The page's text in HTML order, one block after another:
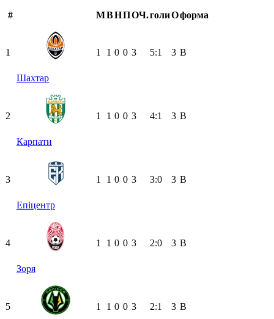
#
МВНПОЧ.голиОформа
1
Шахтар
1 1 0 0 3 5:1 3 В
2
Карпати
1 1 0 0 3 4:1 3 В
3
Епіцентр
1 1 0 0 3 3:0 3 В
4
Зоря
1 1 0 0 3 2:0 3 В
5 1 1 0 0 3 2:1 3 В